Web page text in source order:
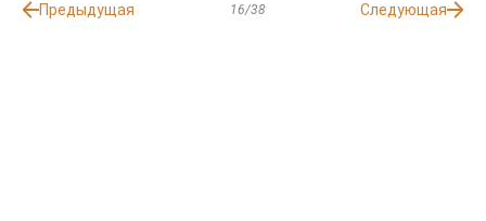
Предыдущая 16/38 Следующая